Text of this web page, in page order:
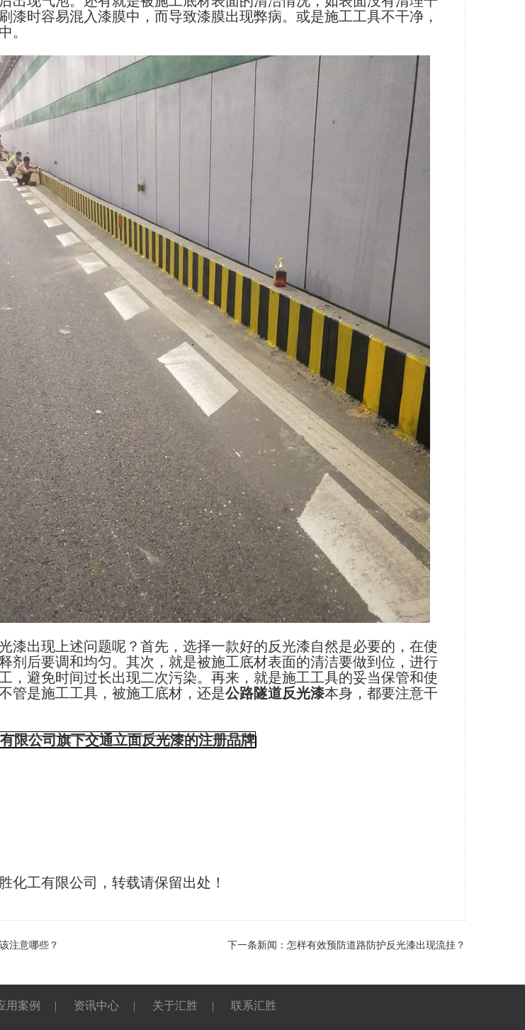
漆时容易混入漆膜中，而导致漆膜出现弊病。或是施工工具不干净，
。
漆出现上述问题呢？首先，选择一款好的反光漆自然是必要的，在使
剂后要调和均匀。其次，就是被施工底材表面的清洁要做到位，进行
，避免时间过长出现二次污染。再来，就是施工工具的妥当保管和使
管是施工工具，被施工底材，还是公路隧道反光漆本身，都要注意干
限公司旗下交通立面反光漆的注册品牌
工有限公司，转载请保留出处！
注意哪些？ 下一条新闻： 怎样有效预防道路防护反光漆出现流挂？
用案例 | 资讯中心 | 关于汇胜 | 联系汇胜